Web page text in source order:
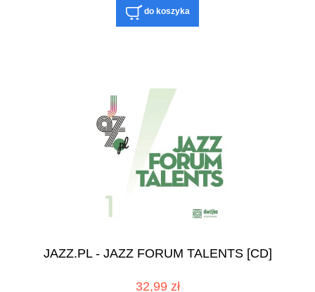
do koszyka
JAZZ.PL - JAZZ FORUM TALENTS [CD]
32,99 zł